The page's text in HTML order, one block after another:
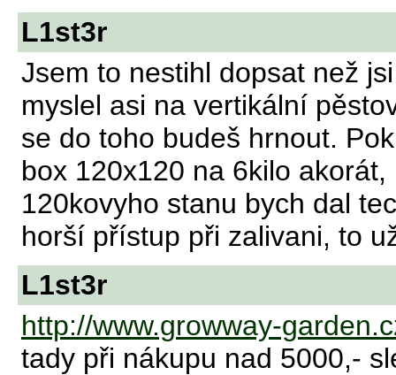
L1st3r
Jsem to nestihl dopsat než
myslel asi na vertikální
se do toho budeš hrnout.
box 120x120 na 6kilo
120kovyho stanu bych dal
horší přístup při zalivani, to
L1st3r
http://www.growway-
tady při nákupu nad 5000,-